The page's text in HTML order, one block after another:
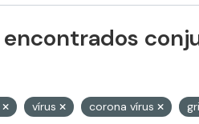
encontrados
vírus corona vírus